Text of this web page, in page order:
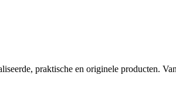
praktische en originele producten.